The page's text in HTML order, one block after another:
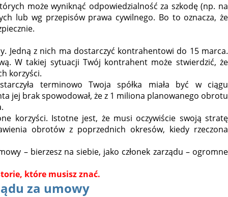
może wyniknąć odpowiedzialność za szkodę (np. na
lub wg przepisów prawa cywilnego. Bo to oznacza, że
Jedną z nich ma dostarczyć kontrahentowi do 15 marca.
W takiej sytuacji Twój kontrahent może stwierdzić, że
korzyści.
terminowo Twoja spółka miała być w ciągu
jej brak spowodował, że z 1 miliona planowanego obrotu
korzyści. Istotne jest, że musi oczywiście swoją stratę
obrotów z poprzednich okresów, kiedy rzeczona
– bierzesz na siebie, jako członek zarządu – ogromne
które musisz znać.
za umowy